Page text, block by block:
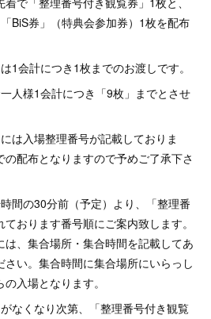
BiS券」（特典会参加券）1枚を配布
1会計につき1枚までのお渡しです。
人様1会計につき「9枚」までとさせ
は入場整理番号が記載しておりま
配布となりますので予めご了承下さ
間の30分前（予定）より、「整理番
おります番号順にご案内致します。
は、集合場所・集合時間を記載してあ
さい。集合時間に集合場所にいらっし
入場となります。
なくなり次第、「整理番号付き観覧